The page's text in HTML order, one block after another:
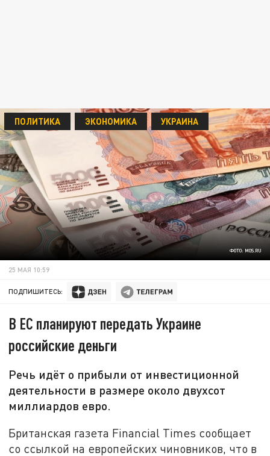
ФОТО: MOS.RU
ПОЛИТИКА ЭКОНОМИКА УКРАИНА
25 МАЯ 10:59
ПОДПИШИТЕСЬ:
В ЕС планируют передать Украине
российские деньги
Речь идёт о прибыли от инвестиционной
деятельности в размере около двухсот
миллиардов евро.
Британская газета Financial Times сообщает
со ссылкой на европейских чиновников, что в